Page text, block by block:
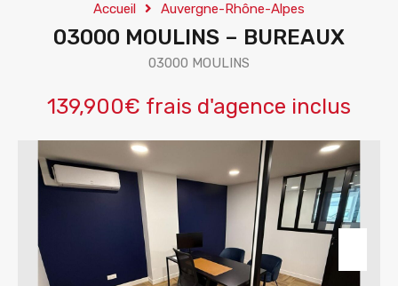
Accueil Auvergne-Rhône-Alpes
03000 MOULINS – BUREAUX
03000 MOULINS
139,900€ frais d'agence inclus